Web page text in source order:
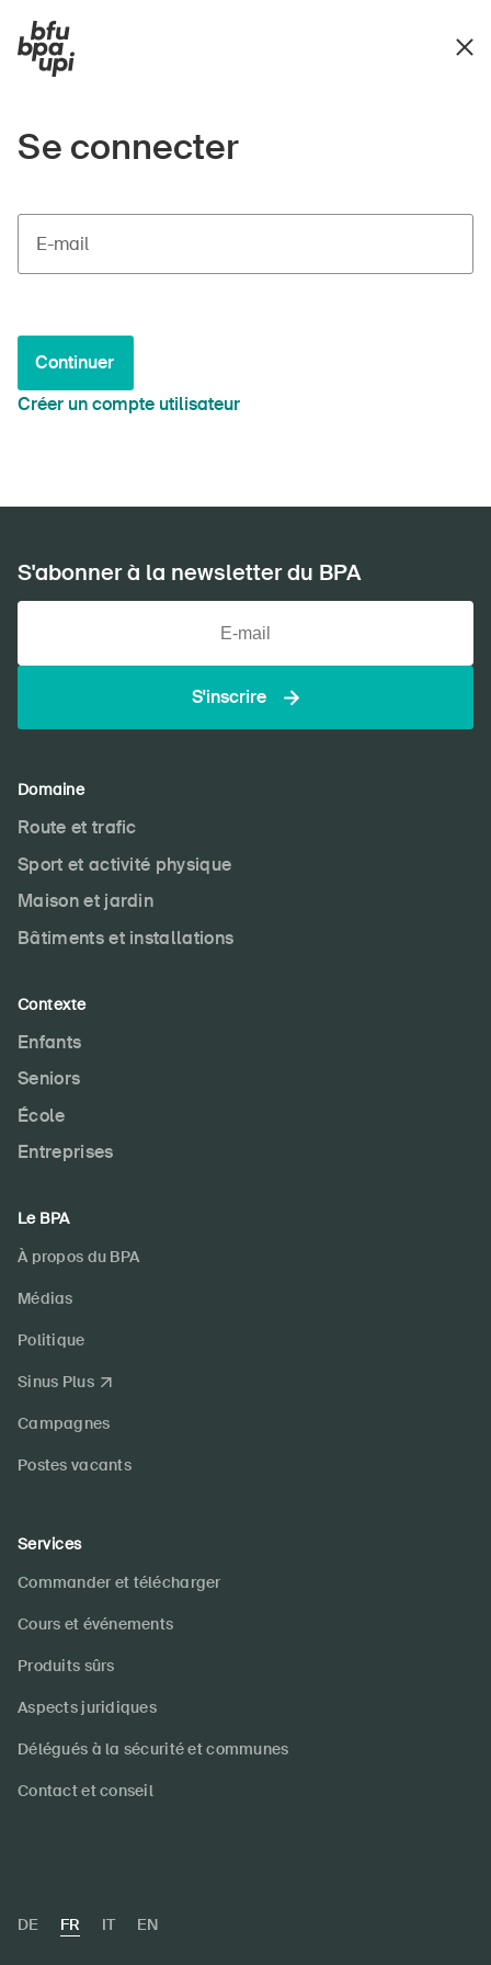
Se connecter
E-mail
Continuer
Créer un compte utilisateur
S'abonner à la newsletter du BPA
S'inscrire
Domaine
Route et trafic
Sport et activité physique
Maison et jardin
Bâtiments et installations
Contexte
Enfants
Seniors
École
Entreprises
Le BPA
À propos du BPA
Médias
Politique
Sinus Plus
Campagnes
Postes vacants
Services
Commander et télécharger
Cours et événements
Produits sûrs
Aspects juridiques
Délégués à la sécurité et communes
Contact et conseil
DE FR IT EN